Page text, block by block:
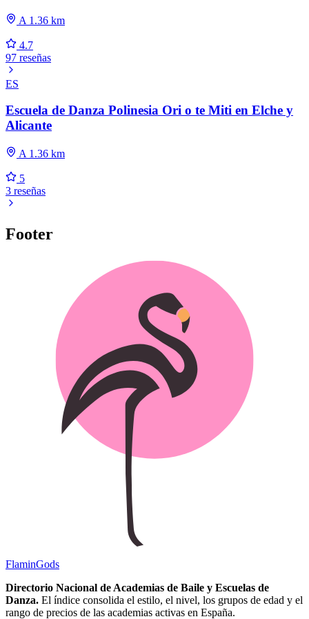
A 1.36 km
4.7
97 reseñas
ES
Escuela de Danza Polinesia Ori o te Miti en Elche y
Alicante
A 1.36 km
5
3 reseñas
Footer
FlaminGods
Directorio Nacional de Academias de Baile y Escuelas de
Danza. El índice consolida el estilo, el nivel, los grupos de edad y el
rango de precios de las academias activas en España.